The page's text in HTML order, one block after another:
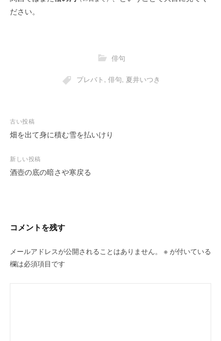
ださい。
俳句
プレバト , 俳句, 夏井いつき
投
稿
ビ
ゲ
ン
古い投稿
畑を出て身に積む雪を払いけり
新しい投稿
酒壺の底の暗さや寒戻る
コメントを残す
メールアドレスが公開されることはありません。 ※ が付いている
欄は必須項目です